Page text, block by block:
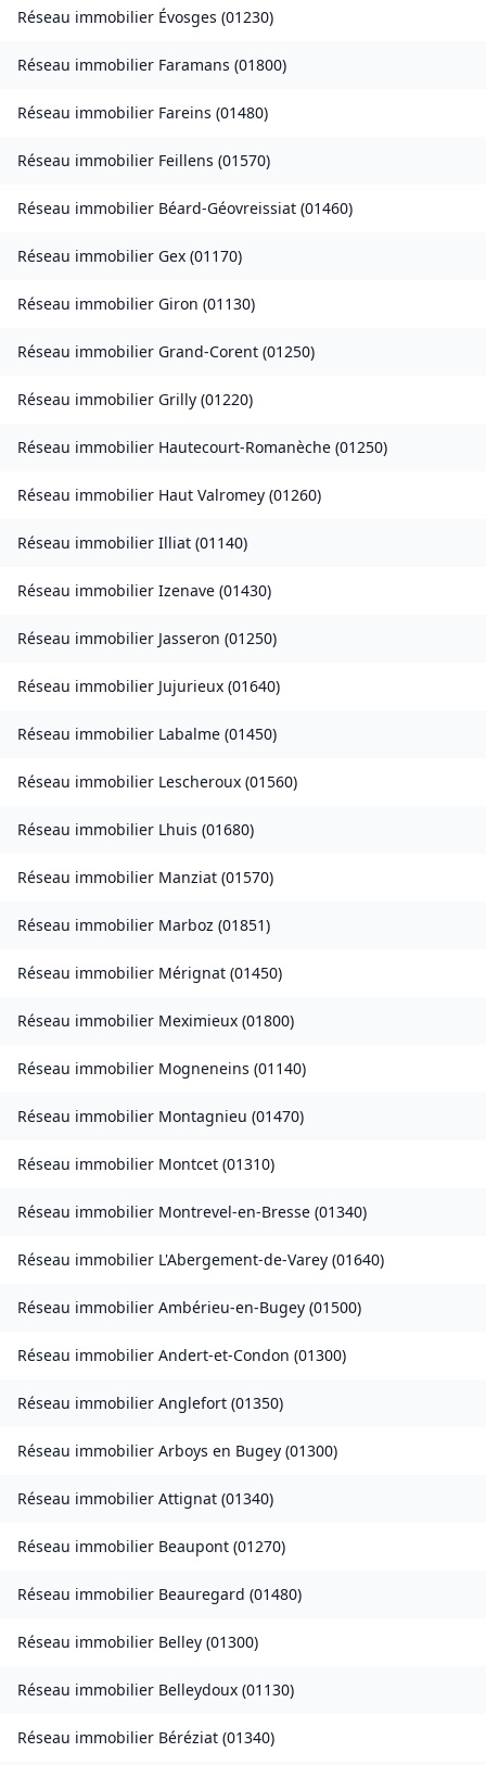
Réseau immobilier Évosges (01230)
Réseau immobilier Faramans (01800)
Réseau immobilier Fareins (01480)
Réseau immobilier Feillens (01570)
Réseau immobilier Béard-Géovreissiat (01460)
Réseau immobilier Gex (01170)
Réseau immobilier Giron (01130)
Réseau immobilier Grand-Corent (01250)
Réseau immobilier Grilly (01220)
Réseau immobilier Hautecourt-Romanèche (01250)
Réseau immobilier Haut Valromey (01260)
Réseau immobilier Illiat (01140)
Réseau immobilier Izenave (01430)
Réseau immobilier Jasseron (01250)
Réseau immobilier Jujurieux (01640)
Réseau immobilier Labalme (01450)
Réseau immobilier Lescheroux (01560)
Réseau immobilier Lhuis (01680)
Réseau immobilier Manziat (01570)
Réseau immobilier Marboz (01851)
Réseau immobilier Mérignat (01450)
Réseau immobilier Meximieux (01800)
Réseau immobilier Mogneneins (01140)
Réseau immobilier Montagnieu (01470)
Réseau immobilier Montcet (01310)
Réseau immobilier Montrevel-en-Bresse (01340)
Réseau immobilier L'Abergement-de-Varey (01640)
Réseau immobilier Ambérieu-en-Bugey (01500)
Réseau immobilier Andert-et-Condon (01300)
Réseau immobilier Anglefort (01350)
Réseau immobilier Arboys en Bugey (01300)
Réseau immobilier Attignat (01340)
Réseau immobilier Beaupont (01270)
Réseau immobilier Beauregard (01480)
Réseau immobilier Belley (01300)
Réseau immobilier Belleydoux (01130)
Réseau immobilier Béréziat (01340)